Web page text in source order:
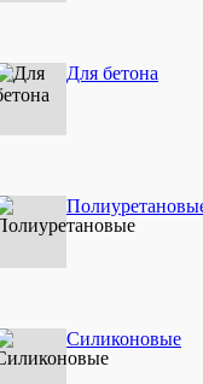
Для бетона
Силиконовые
всех
видов